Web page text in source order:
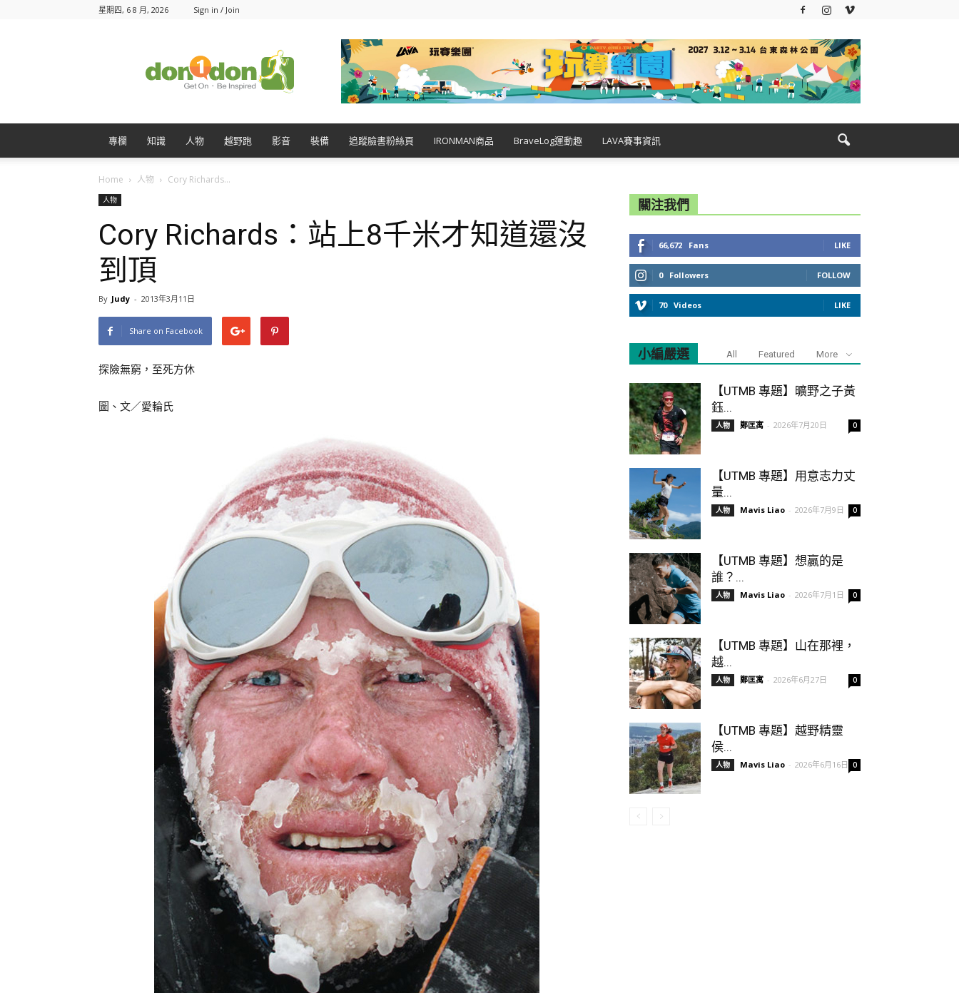
星期四, 6 8 月, 2026 Sign in / Join
專欄 知識 人物 越野跑 影音 裝備 追蹤臉書粉絲頁 IRONMAN商品 BraveLog運動趣 LAVA賽事資訊
Home 人物 Cory Richards...
人物
Cory Richards：站上8千米才知道還沒
到頂
By Judy - 2013年3月11日
Share on Facebook
探險無窮，至死方休
圖、文／愛輪氏
關注我們
66,672 Fans LIKE
0 Followers FOLLOW
70 Videos LIKE
小編嚴選 All Featured More
【UTMB 專題】曠野之子黃
鈺...
人物 鄭匡寓 - 2026年7月20日 0
【UTMB 專題】用意志力丈
量...
人物 Mavis Liao - 2026年7月9日 0
【UTMB 專題】想贏的是
誰？...
人物 Mavis Liao - 2026年7月1日 0
【UTMB 專題】山在那裡，
越...
人物 鄭匡寓 - 2026年6月27日 0
【UTMB 專題】越野精靈
侯...
人物 Mavis Liao - 2026年6月16日 0